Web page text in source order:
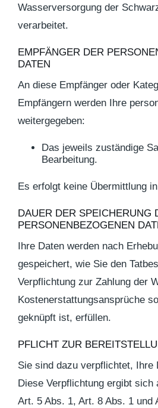
Wasserversorgung der
verarbeitet.
EMPFÄNGER DER
DATEN
An diese Empfänger oder
Empfängern werden Ihre
weitergegeben:
Das jeweils zuständige
Bearbeitung.
Es erfolgt keine Übermittlung
DAUER DER SPEICHERUNG
PERSONENBEZOGENEN
Ihre Daten werden nach
gespeichert, wie Sie den
Verpflichtung zur Zahlung der
Kostenerstattungsansprüche
geknüpft ist, erfüllen.
PFLICHT ZUR
Sie sind dazu verpflichtet, Ihre
Diese Verpflichtung ergibt sich
Art. 5 Abs. 1, Art. 8 Abs. 1 und